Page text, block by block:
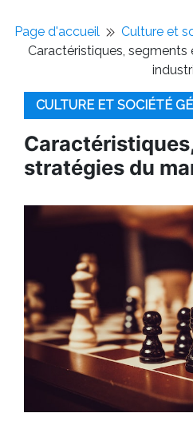
Page d'accueil
Culture et
Caractéristiques,
CULTURE ET SOCIÉTÉ
stratégies du